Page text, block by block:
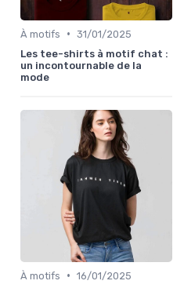
À motifs • 31/01/2025
Les tee-shirts à motif chat :
un incontournable de la
mode
À motifs • 16/01/2025